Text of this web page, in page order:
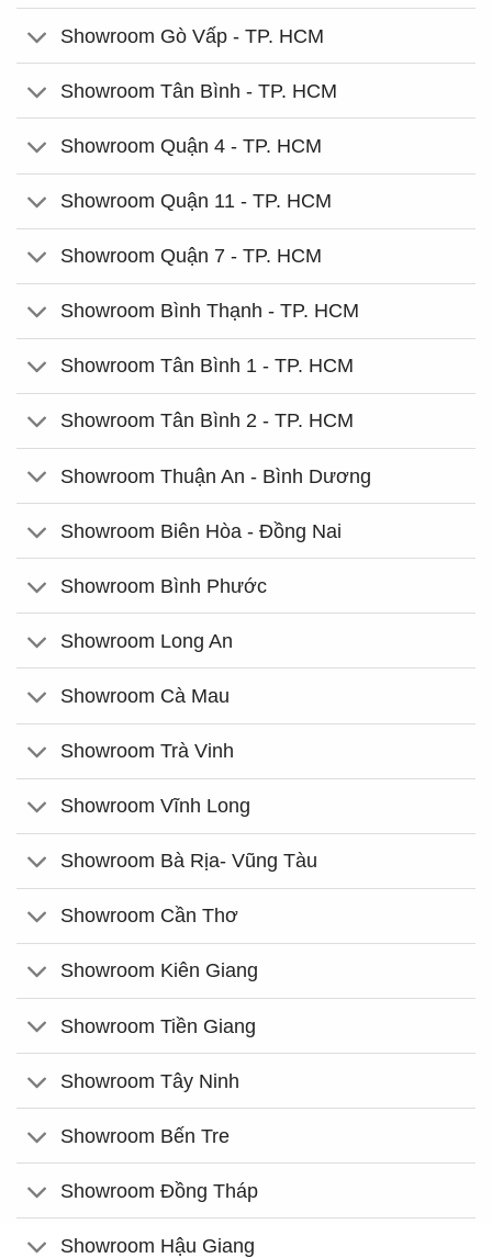
Showroom Gò Vấp - TP. HCM
Showroom Tân Bình - TP. HCM
Showroom Quận 4 - TP. HCM
Showroom Quận 11 - TP. HCM
Showroom Quận 7 - TP. HCM
Showroom Bình Thạnh - TP. HCM
Showroom Tân Bình 1 - TP. HCM
Showroom Tân Bình 2 - TP. HCM
Showroom Thuận An - Bình Dương
Showroom Biên Hòa - Đồng Nai
Showroom Bình Phước
Showroom Long An
Showroom Cà Mau
Showroom Trà Vinh
Showroom Vĩnh Long
Showroom Bà Rịa- Vũng Tàu
Showroom Cần Thơ
Showroom Kiên Giang
Showroom Tiền Giang
Showroom Tây Ninh
Showroom Bến Tre
Showroom Đồng Tháp
Showroom Hậu Giang